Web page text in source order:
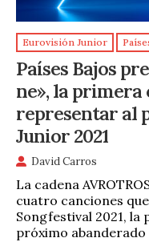
Eurovisión Junior
Países Bajos
ne», la primera
representar al
Junior 2021
David Carros
La cadena
cuatro canciones
Songfestival 2021, la
próximo abanderado